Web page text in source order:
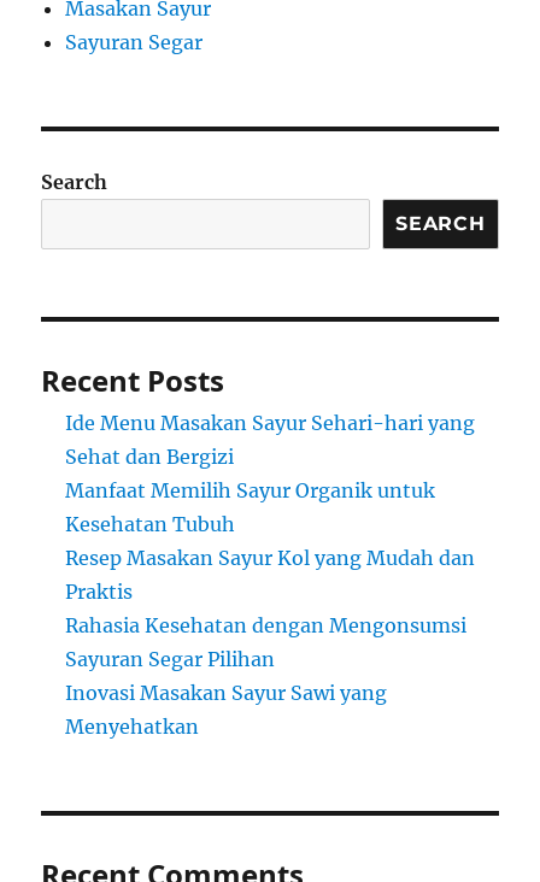
Masakan Sayur
Sayuran Segar
Search
SEARCH
Recent Posts
Ide Menu Masakan Sayur Sehari-hari yang
Sehat dan Bergizi
Manfaat Memilih Sayur Organik untuk
Kesehatan Tubuh
Resep Masakan Sayur Kol yang Mudah dan
Praktis
Rahasia Kesehatan dengan Mengonsumsi
Sayuran Segar Pilihan
Inovasi Masakan Sayur Sawi yang
Menyehatkan